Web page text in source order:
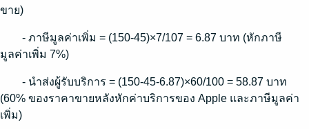
ขาย)
- ภาษีมูลค่าเพิ่ม = (150-45)×7/107 = 6.87 บาท (หักภาษี
มูลค่าเพิ่ม 7%)
- นำส่งผู้รับบริการ = (150-45-6.87)×60/100 = 58.87 บาท
(60% ของราคาขายหลังหักค่าบริการของ Apple และภาษีมูลค่า
เพิ่ม)